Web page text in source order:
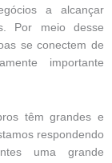
a alcançar
Por meio desse
se conectem de
importante
têm grandes e
respondendo
uma grande